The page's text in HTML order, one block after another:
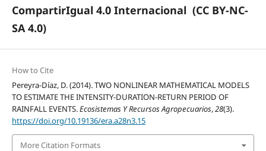
CompartirIgual 4.0 Internacional (CC BY-NC-
SA 4.0)
How to Cite
Pereyra-Díaz, D. (2014). TWO NONLINEAR MATHEMATICAL MODELS
TO ESTIMATE THE INTENSITY-DURATION-RETURN PERIOD OF
RAINFALL EVENTS.Ecosistemas Y Recursos Agropecuarios,28(3).
https://doi.org/10.19136/era.a28n3.15
More Citation Formats